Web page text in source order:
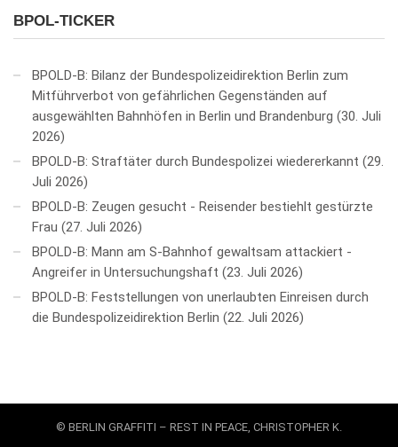
BPOL-TICKER
BPOLD-B: Bilanz der Bundespolizeidirektion Berlin zum
Mitführverbot von gefährlichen Gegenständen auf
ausgewählten Bahnhöfen in Berlin und Brandenburg 30. Juli
2026
BPOLD-B: Straftäter durch Bundespolizei wiedererkannt
29.
Juli 2026
BPOLD-B: Zeugen gesucht - Reisender bestiehlt gestürzte
Frau
27. Juli 2026
BPOLD-B: Mann am S-Bahnhof gewaltsam attackiert -
Angreifer in Untersuchungshaft
23. Juli 2026
BPOLD-B: Feststellungen von unerlaubten Einreisen durch
die Bundespolizeidirektion Berlin
22. Juli 2026
© BERLIN GRAFFITI – REST IN PEACE, CHRISTOPHER K.